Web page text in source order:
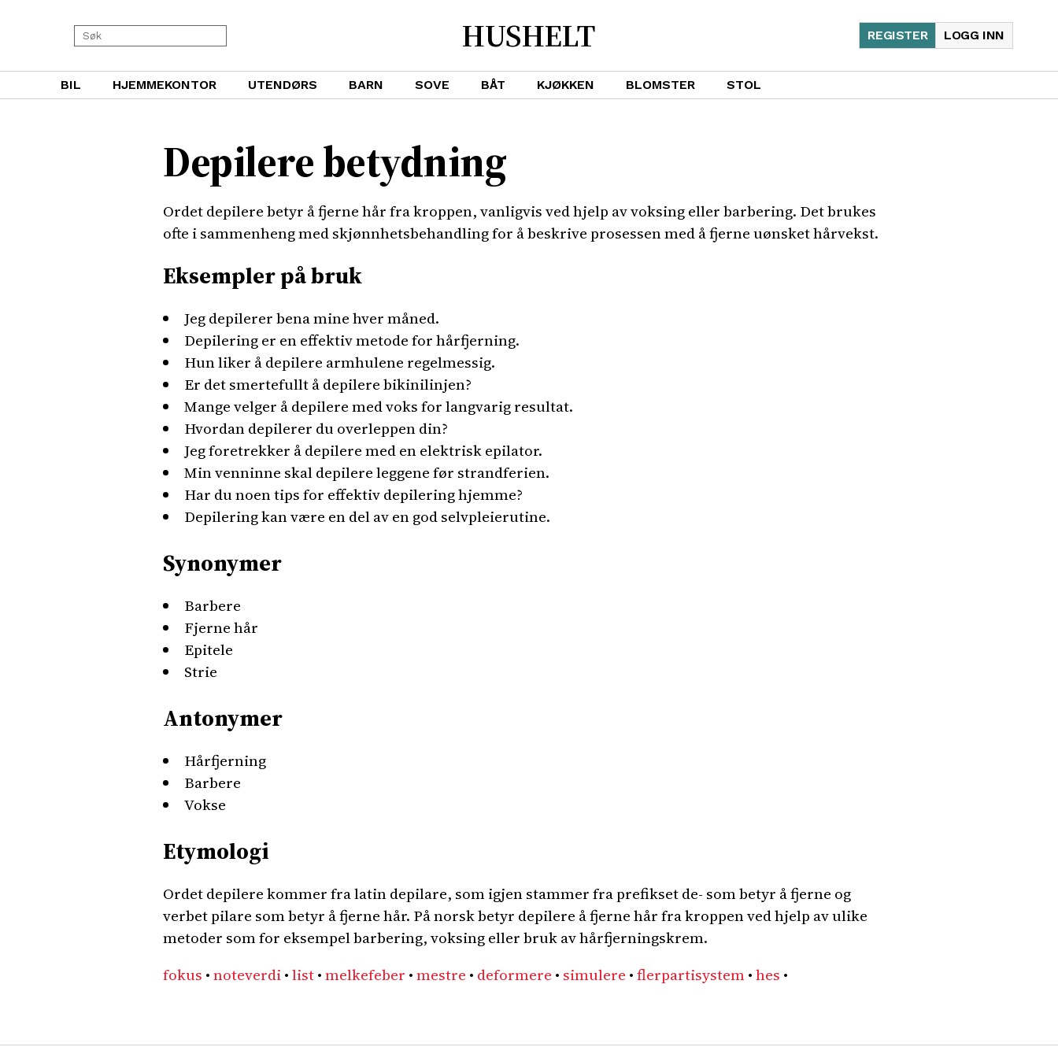
HUSHELT LOGG INN
REGISTER
BIL HJEMMEKONTOR UTENDØRS BARN SOVE BÅT KJØKKEN BLOMSTER STOL
Depilere betydning
Ordet depilere betyr å fjerne hår fra kroppen, vanligvis ved hjelp av voksing eller barbering. Det brukes
ofte i sammenheng med skjønnhetsbehandling for å beskrive prosessen med å fjerne uønsket hårvekst.
Eksempler på bruk
Jeg depilerer bena mine hver måned.
Depilering er en effektiv metode for hårfjerning.
Hun liker å depilere armhulene regelmessig.
Er det smertefullt å depilere bikinilinjen?
Mange velger å depilere med voks for langvarig resultat.
Hvordan depilerer du overleppen din?
Jeg foretrekker å depilere med en elektrisk epilator.
Min venninne skal depilere leggene før strandferien.
Har du noen tips for effektiv depilering hjemme?
Depilering kan være en del av en god selvpleierutine.
Synonymer
Barbere
Fjerne hår
Epitele
Strie
Antonymer
Hårfjerning
Barbere
Vokse
Etymologi
Ordet depilere kommer fra latin depilare, som igjen stammer fra prefikset de- som betyr å fjerne og
verbet pilare som betyr å fjerne hår. På norsk betyr depilere å fjerne hår fra kroppen ved hjelp av ulike
metoder som for eksempel barbering, voksing eller bruk av hårfjerningskrem.
fokus •noteverdi•list•melkefeber •mestre • deformere • simulere •flerpartisystem•hes •